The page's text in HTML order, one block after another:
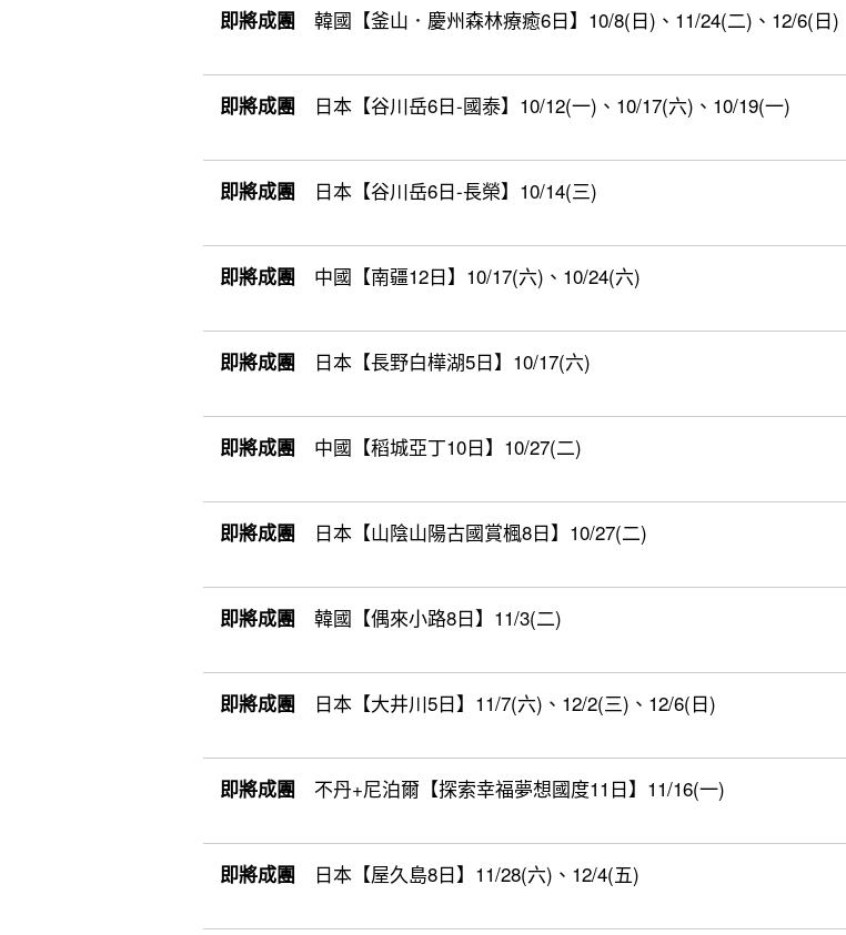
即將成團 韓國【釜山．慶州森林療癒6日】10/8(日)、11/24(二)、12/6(日)
即將成團 日本【谷川岳6日-國泰】10/12(一)、10/17(六)、10/19(一)
即將成團 日本【谷川岳6日-長榮】10/14(三)
即將成團 中國【南疆12日】10/17(六)、10/24(六)
即將成團 日本【長野白樺湖5日】10/17(六)
即將成團 中國【稻城亞丁10日】10/27(二)
即將成團 日本【山陰山陽古國賞楓8日】10/27(二)
即將成團 韓國【偶來小路8日】11/3(二)
即將成團 日本【大井川5日】11/7(六)、12/2(三)、12/6(日)
即將成團 不丹+尼泊爾【探索幸福夢想國度11日】11/16(一)
即將成團 日本【屋久島8日】11/28(六)、12/4(五)